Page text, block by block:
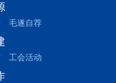
毛遂自荐
工会活动